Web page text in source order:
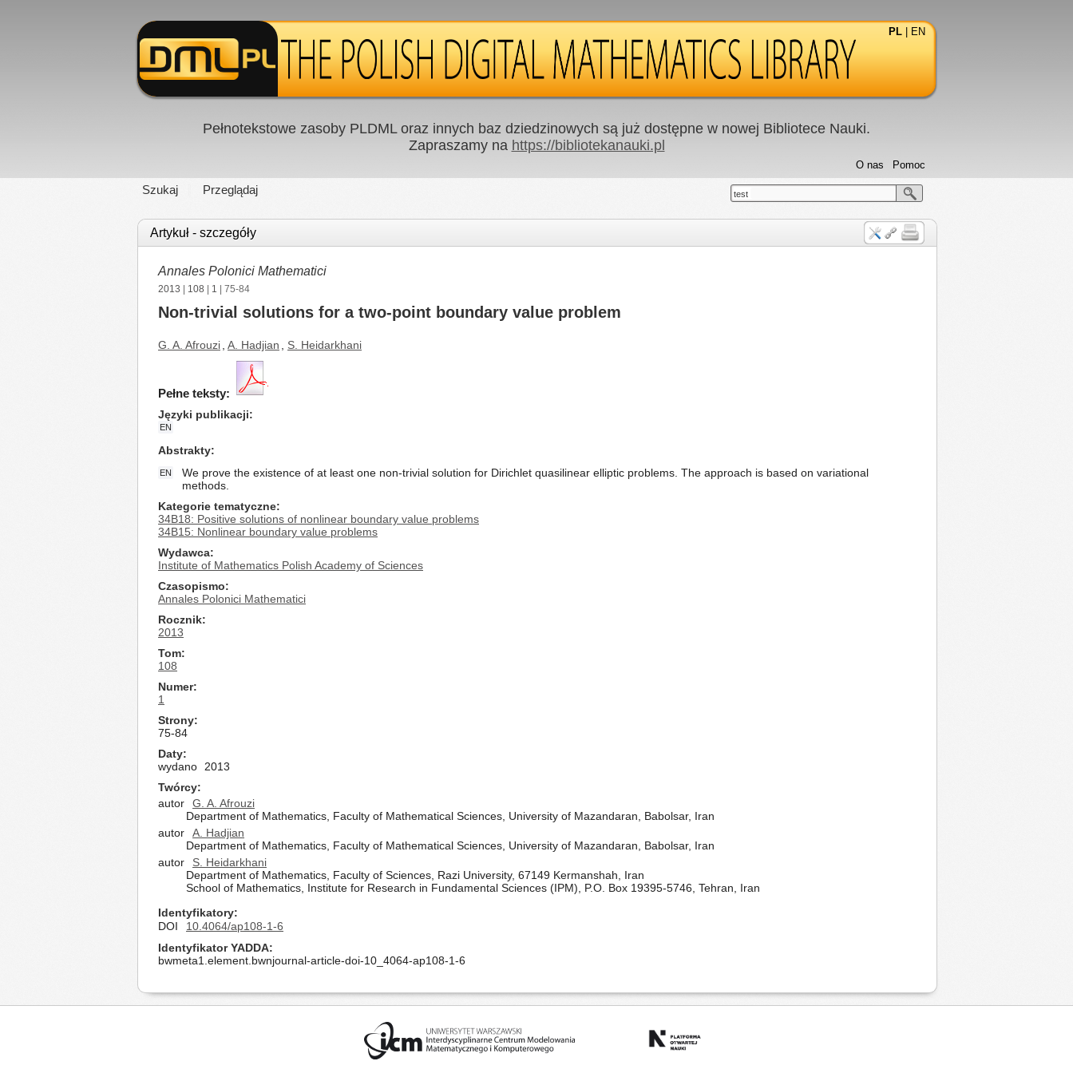
PL EN
Pełnotekstowe zasoby PLDML oraz innych baz dziedzinowych są już dostępne w nowej Bibliotece Nauki.
Zapraszamy na https://bibliotekanauki.pl
Szukaj Przeglądaj
Pomoc
O nas
test
Artykuł - szczegóły
Annales Polonici Mathematici
2013 108 1 | 75-84
Non-trivial solutions for a two-point boundary value problem
G. A. Afrouzi A. Hadjian S. Heidarkhani
Pełne teksty:
Języki publikacji
EN
Abstrakty
EN
We prove the existence of at least one non-trivial solution for Dirichlet quasilinear elliptic problems. The approach is based on variational
methods.
Kategorie tematyczne
34B18: Positive solutions of nonlinear boundary value problems
34B15: Nonlinear boundary value problems
Wydawca
Institute of Mathematics Polish Academy of Sciences
Czasopismo
Annales Polonici Mathematici
Rocznik
2013
Tom
108
Numer
1
Strony
75-84
Daty
wydano
2013
Twórcy
autor
G. A. Afrouzi
Department of Mathematics, Faculty of Mathematical Sciences, University of Mazandaran, Babolsar, Iran
autor
A. Hadjian
Department of Mathematics, Faculty of Mathematical Sciences, University of Mazandaran, Babolsar, Iran
autor
S. Heidarkhani
Department of Mathematics, Faculty of Sciences, Razi University, 67149 Kermanshah, Iran
School of Mathematics, Institute for Research in Fundamental Sciences (IPM), P.O. Box 19395-5746, Tehran, Iran
Identyfikatory
DOI
10.4064/ap108-1-6
Identyfikator YADDA
bwmeta1.element.bwnjournal-article-doi-10_4064-ap108-1-6